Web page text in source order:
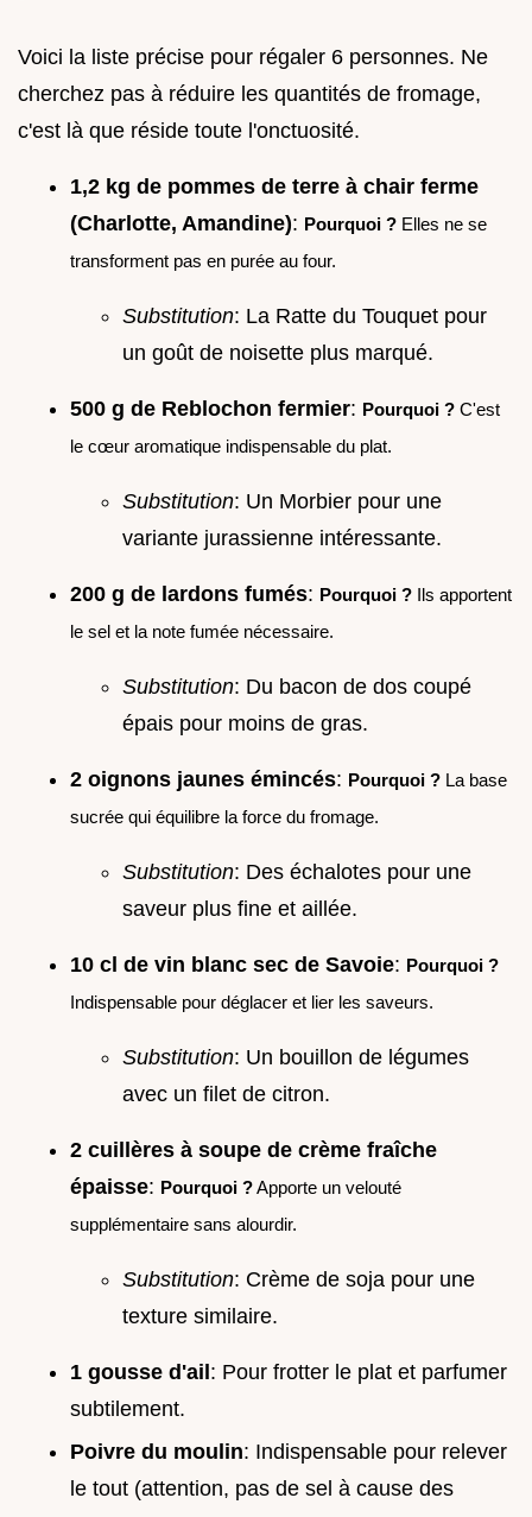
Voici la liste précise pour régaler 6 personnes. Ne
cherchez pas à réduire les quantités de fromage,
c'est là que réside toute l'onctuosité.
1,2 kg de pommes de terre à chair ferme
(Charlotte, Amandine): Pourquoi ? Elles ne se
transforment pas en purée au four.
Substitution: La Ratte du Touquet pour
un goût de noisette plus marqué.
500 g de Reblochon fermier: Pourquoi ? C'est
le cœur aromatique indispensable du plat.
Substitution: Un Morbier pour une
variante jurassienne intéressante.
200 g de lardons fumés: Pourquoi ? Ils apportent
le sel et la note fumée nécessaire.
Substitution: Du bacon de dos coupé
épais pour moins de gras.
2 oignons jaunes émincés: Pourquoi ? La base
sucrée qui équilibre la force du fromage.
Substitution: Des échalotes pour une
saveur plus fine et aillée.
10 cl de vin blanc sec de Savoie: Pourquoi ?
Indispensable pour déglacer et lier les saveurs.
Substitution: Un bouillon de légumes
avec un filet de citron.
2 cuillères à soupe de crème fraîche
épaisse: Pourquoi ?Apporte un velouté
supplémentaire sans alourdir.
Substitution: Crème de soja pour une
texture similaire.
1 gousse d'ail: Pour frotter le plat et parfumer
subtilement.
Poivre du moulin: Indispensable pour relever
le tout (attention, pas de sel à cause des